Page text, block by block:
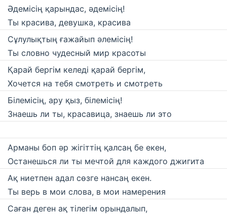
Әдемісің қарындас, әдемісің!
Ты красива, девушка, красива
Сұлулықтың ғажайып әлемісің!
Ты словно чудесный мир красоты
Қарай бергім келеді қарай бергім,
Хочется на тебя смотреть и смотреть
Білемісің, ару қыз, білемісің!
Знаешь ли ты, красавица, знаешь ли это
Арманы боп әр жігіттің қалсаң бе екен,
Останешься ли ты мечтой для каждого джигита
Ақ ниетпен адал сөзге нансаң екен.
Ты верь в мои слова, в мои намерения
Саған деген ақ тілегім орындалып,